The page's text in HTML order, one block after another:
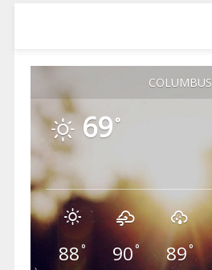
COLUMBUS
69 °
88° 90° 89°